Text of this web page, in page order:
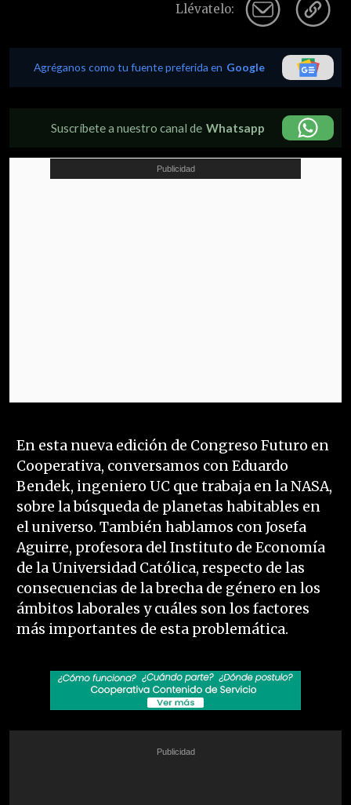
Llévatelo:
Agréganos como tu fuente preferida en Google
Suscríbete a nuestro canal de Whatsapp
En esta nueva edición de Congreso Futuro en
Cooperativa, conversamos con Eduardo
Bendek, ingeniero UC que trabaja en la NASA,
sobre la búsqueda de planetas habitables en
el universo. También hablamos con Josefa
Aguirre, profesora del Instituto de Economía
de la Universidad Católica, respecto de las
consecuencias de la brecha de género en los
ámbitos laborales y cuáles son los factores
más importantes de esta problemática.